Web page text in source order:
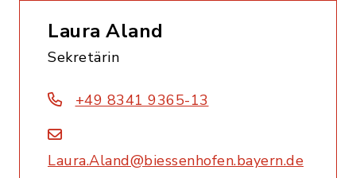
Laura Aland
Sekretärin
+49 8341 9365-13
Laura.Aland@biessenhofen.bayern.de